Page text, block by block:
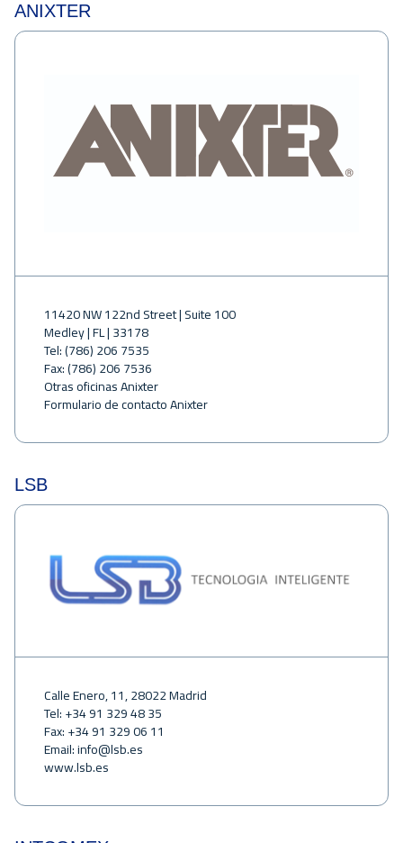
ANIXTER
11420 NW 122nd Street | Suite 100
Medley | FL | 33178
Tel: (786) 206 7535
Fax: (786) 206 7536
Otras oficinas Anixter
Formulario de contacto Anixter
LSB
Calle Enero, 11, 28022 Madrid
Tel: +34 91 329 48 35
Fax: +34 91 329 06 11
Email:info@lsb.es
www.lsb.es